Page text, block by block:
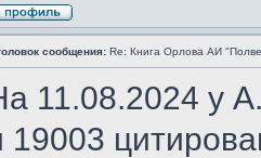
сообщения: Re: Книга Орлова АИ
11.08.2024 у
19003